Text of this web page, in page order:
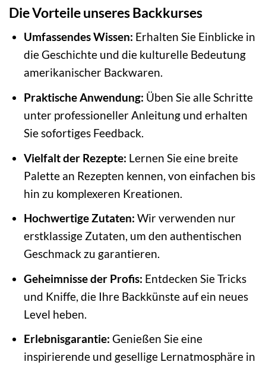
Die Vorteile unseres Backkurses
Umfassendes Wissen: Erhalten Sie Einblicke in
die Geschichte und die kulturelle Bedeutung
amerikanischer Backwaren.
Praktische Anwendung: Üben Sie alle Schritte
unter professioneller Anleitung und erhalten
Sie sofortiges Feedback.
Vielfalt der Rezepte: Lernen Sie eine breite
Palette an Rezepten kennen, von einfachen bis
hin zu komplexeren Kreationen.
Hochwertige Zutaten: Wir verwenden nur
erstklassige Zutaten, um den authentischen
Geschmack zu garantieren.
Geheimnisse der Profis: Entdecken Sie Tricks
und Kniffe, die Ihre Backkünste auf ein neues
Level heben.
Erlebnisgarantie: Genießen Sie eine
inspirierende und gesellige Lernatmosphäre in